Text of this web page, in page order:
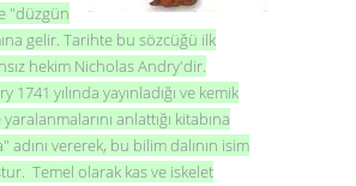
"düzgün
gelir. Tarihte bu sözcüğü ilk
hekim Nicholas Andry'dir.
1741 yılında yayınladığı ve kemik
yaralanmalarını anlattığı kitabına
" adını vererek, bu bilim dalının isim
Temel olarak kas ve iskelet